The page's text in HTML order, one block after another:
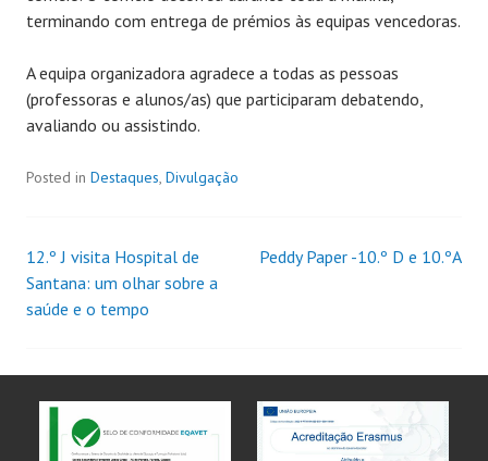
terminando com entrega de prémios às equipas vencedoras.
A equipa organizadora agradece a todas as pessoas
(professoras e alunos/as) que participaram debatendo,
avaliando ou assistindo.
Posted in Destaques, Divulgação
12.º J visita Hospital de
Santana: um olhar sobre a
saúde e o tempo
Peddy Paper -10.º D e 10.ºA